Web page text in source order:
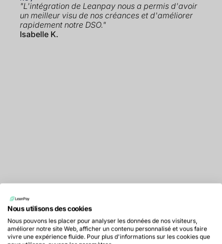
"L'intégration de Leanpay nous a permis d'avoir
un meilleur visu de nos créances et d'améliorer
rapidement notre DSO."
Isabelle K.
Centralisez le suivi de vos
Nous utilisons des cookies
Nous pouvons les placer pour analyser les données de nos visiteurs,
améliorer notre site Web, afficher un contenu personnalisé et vous faire
vivre une expérience fluide. Pour plus d'informations sur les cookies que